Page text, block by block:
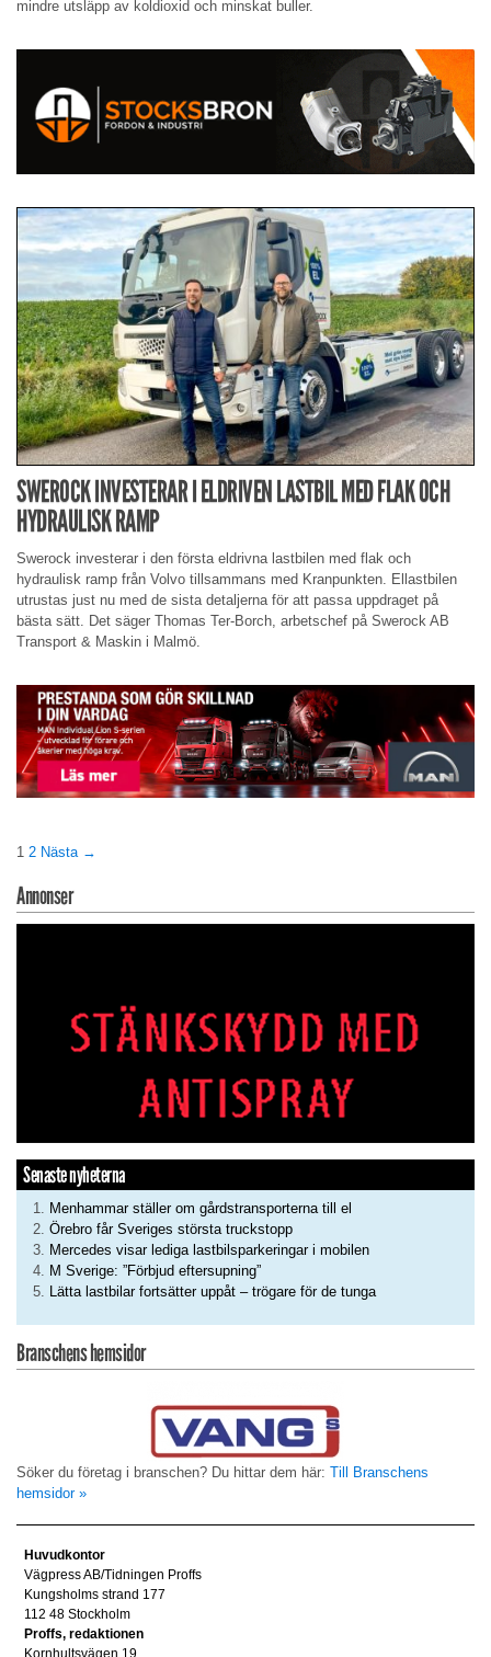
mindre utsläpp av koldioxid och minskat buller.
SWEROCK INVESTERAR I ELDRIVEN LASTBIL MED FLAK OCH
HYDRAULISK RAMP
Swerock investerar i den första eldrivna lastbilen med flak och
hydraulisk ramp från Volvo tillsammans med Kranpunkten. Ellastbilen
utrustas just nu med de sista detaljerna för att passa uppdraget på
bästa sätt. Det säger Thomas Ter-Borch, arbetschef på Swerock AB
Transport & Maskin i Malmö.
1 2 Nästa →
Annonser
Senaste nyheterna
Menhammar ställer om gårdstransporterna till el
Örebro får Sveriges största truckstopp
Mercedes visar lediga lastbilsparkeringar i mobilen
M Sverige: ”Förbjud eftersupning”
Lätta lastbilar fortsätter uppåt – trögare för de tunga
Branschens hemsidor
Söker du företag i branschen? Du hittar dem här: Till Branschens
hemsidor »
Huvudkontor
Vägpress AB/Tidningen Proffs
Kungsholms strand 177
112 48 Stockholm
Proffs, redaktionen
Kornhultsvägen 19